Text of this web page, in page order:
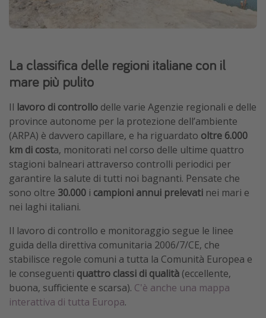
La classifica delle regioni italiane con il
mare più pulito
Il lavoro di controllo delle varie Agenzie regionali e delle
province autonome per la protezione dell’ambiente
(ARPA) è davvero capillare, e ha riguardato oltre 6.000
km di costa, monitorati nel corso delle ultime quattro
stagioni balneari attraverso controlli periodici per
garantire la salute di tutti noi bagnanti. Pensate che
sono oltre 30.000 i campioni annui prelevati nei mari e
nei laghi italiani.
Il lavoro di controllo e monitoraggio segue le linee
guida della direttiva comunitaria 2006/7/CE, che
stabilisce regole comuni a tutta la Comunità Europea e
le conseguenti quattro classi di qualità (eccellente,
buona, sufficiente e scarsa). C'è anche una mappa
interattiva di tutta Europa.